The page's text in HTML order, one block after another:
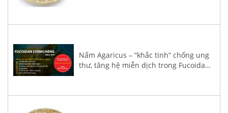
Nấm Agaricus – “khắc tinh” chống ung
thư, tăng hệ miễn dịch trong Fucoidan